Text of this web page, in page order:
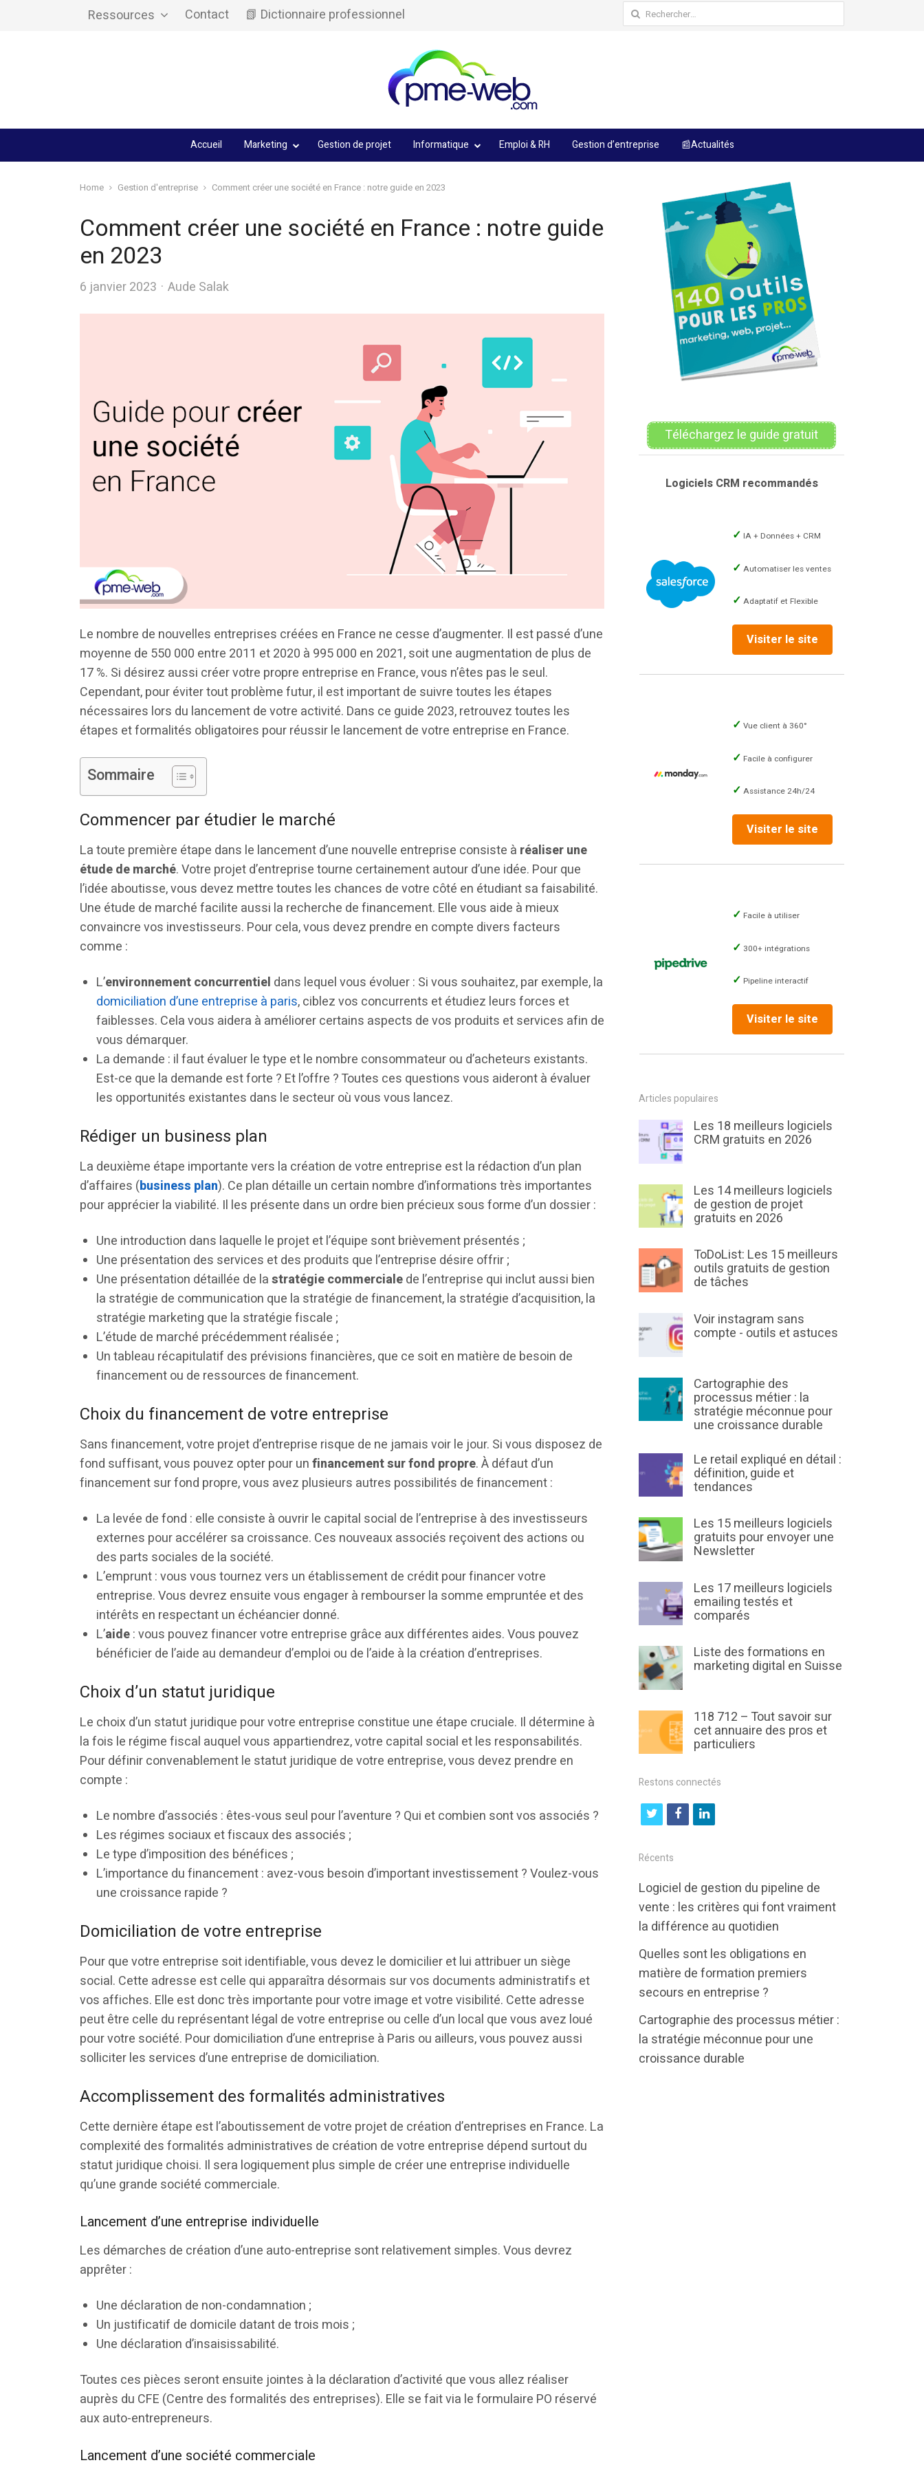
Ressources Contact 📗 Dictionnaire professionnel Rechercher :
Accueil Marketing Gestion de projet Informatique Emploi & RH Gestion d’entreprise 📰Actualités
Home Gestion d'entreprise Comment créer une société en France : notre guide en 2023
Comment créer une société en France : notre guide
en 2023
6 janvier 2023 Author
Aude Salak
Le nombre de nouvelles entreprises créées en France ne cesse d’augmenter. Il est passé d’une
moyenne de 550 000 entre 2011 et 2020 à 995 000 en 2021, soit une augmentation de plus de
17 %. Si désirez aussi créer votre propre entreprise en France, vous n’êtes pas le seul.
Cependant, pour éviter tout problème futur, il est important de suivre toutes les étapes
nécessaires lors du lancement de votre activité. Dans ce guide 2023, retrouvez toutes les
étapes et formalités obligatoires pour réussir le lancement de votre entreprise en France.
Sommaire
Commencer par étudier le marché
La toute première étape dans le lancement d’une nouvelle entreprise consiste à réaliser une
étude de marché. Votre projet d’entreprise tourne certainement autour d’une idée. Pour que
l’idée aboutisse, vous devez mettre toutes les chances de votre côté en étudiant sa faisabilité.
Une étude de marché facilite aussi la recherche de financement. Elle vous aide à mieux
convaincre vos investisseurs. Pour cela, vous devez prendre en compte divers facteurs
comme :
L’environnement concurrentiel dans lequel vous évoluer : Si vous souhaitez, par exemple, la
domiciliation d’une entreprise à paris, ciblez vos concurrents et étudiez leurs forces et
faiblesses. Cela vous aidera à améliorer certains aspects de vos produits et services afin de
vous démarquer.
La demande : il faut évaluer le type et le nombre consommateur ou d’acheteurs existants.
Est-ce que la demande est forte ? Et l’offre ? Toutes ces questions vous aideront à évaluer
les opportunités existantes dans le secteur où vous vous lancez.
Rédiger un business plan
La deuxième étape importante vers la création de votre entreprise est la rédaction d’un plan
d’affaires (business plan). Ce plan détaille un certain nombre d’informations très importantes
pour apprécier la viabilité. Il les présente dans un ordre bien précieux sous forme d’un dossier :
Une introduction dans laquelle le projet et l’équipe sont brièvement présentés ;
Une présentation des services et des produits que l’entreprise désire offrir ;
Une présentation détaillée de lastratégie commercialede l’entreprise qui inclut aussi bien
la stratégie de communication que la stratégie de financement, la stratégie d’acquisition, la
stratégie marketing que la stratégie fiscale ;
L’étude de marché précédemment réalisée ;
Un tableau récapitulatif des prévisions financières, que ce soit en matière de besoin de
financement ou de ressources de financement.
Choix du financement de votre entreprise
Sans financement, votre projet d’entreprise risque de ne jamais voir le jour. Si vous disposez de
fond suffisant, vous pouvez opter pour unfinancement sur fond propre. À défaut d’un
financement sur fond propre, vous avez plusieurs autres possibilités de financement :
La levée de fond : elle consiste à ouvrir le capital social de l’entreprise à des investisseurs
externes pour accélérer sa croissance. Ces nouveaux associés reçoivent des actions ou
des parts sociales de la société.
L’emprunt : vous vous tournez vers un établissement de crédit pour financer votre
entreprise. Vous devrez ensuite vous engager à rembourser la somme empruntée et des
intérêts en respectant un échéancier donné.
L’aide: vous pouvez financer votre entreprise grâce aux différentes aides. Vous pouvez
bénéficier de l’aide au demandeur d’emploi ou de l’aide à la création d’entreprises.
Choix d’un statut juridique
Le choix d’un statut juridique pour votre entreprise constitue une étape cruciale. Il détermine à
la fois le régime fiscal auquel vous appartiendrez, votre capital social et les responsabilités.
Pour définir convenablement le statut juridique de votre entreprise, vous devez prendre en
compte :
Le nombre d’associés : êtes-vous seul pour l’aventure ? Qui et combien sont vos associés ?
Les régimes sociaux et fiscaux des associés ;
Le type d’imposition des bénéfices ;
L’importance du financement : avez-vous besoin d’important investissement ? Voulez-vous
une croissance rapide ?
Domiciliation de votre entreprise
Pour que votre entreprise soit identifiable, vous devez le domicilier et lui attribuer un siège
social. Cette adresse est celle qui apparaîtra désormais sur vos documents administratifs et
vos affiches. Elle est donc très importante pour votre image et votre visibilité. Cette adresse
peut être celle du représentant légal de votre entreprise ou celle d’un local que vous avez loué
pour votre société. Pour domiciliation d’une entreprise à Paris ou ailleurs, vous pouvez aussi
solliciter les services d’une entreprise de domiciliation.
Accomplissement des formalités administratives
Cette dernière étape est l’aboutissement de votre projet de création d’entreprises en France. La
complexité des formalités administratives de création de votre entreprise dépend surtout du
statut juridique choisi. Il sera logiquement plus simple de créer une entreprise individuelle
qu’une grande société commerciale.
Lancement d’une entreprise individuelle
Les démarches de création d’une auto-entreprise sont relativement simples. Vous devrez
apprêter :
Une déclaration de non-condamnation ;
Un justificatif de domicile datant de trois mois ;
Une déclaration d’insaisissabilité.
Toutes ces pièces seront ensuite jointes à la déclaration d’activité que vous allez réaliser
auprès du CFE (Centre des formalités des entreprises). Elle se fait via le formulaire PO réservé
aux auto-entrepreneurs.
Lancement d’une société commerciale
Téléchargez le guide gratuit
Logiciels CRM recommandés
IA + Données + CRM
Automatiser les ventes
Adaptatif et Flexible
Visiter le site
Vue client à 360°
Facile à configurer
Assistance 24h/24
Visiter le site
Facile à utiliser
300+ intégrations
Pipeline interactif
Visiter le site
Articles populaires
Les 18 meilleurs logiciels
CRM gratuits en 2026
Les 14 meilleurs logiciels
de gestion de projet
gratuits en 2026
ToDoList: Les 15 meilleurs
outils gratuits de gestion
de tâches
Voir instagram sans
compte - outils et astuces
Cartographie des
processus métier : la
stratégie méconnue pour
une croissance durable
Le retail expliqué en détail :
définition, guide et
tendances
Les 15 meilleurs logiciels
gratuits pour envoyer une
Newsletter
Les 17 meilleurs logiciels
emailing testés et
comparés
Liste des formations en
marketing digital en Suisse
118 712 – Tout savoir sur
cet annuaire des pros et
particuliers
Restons connectés
t
i
t
t
e
f
b
o
k
l
e
d
i
n
Récents
Logiciel de gestion du pipeline de
vente : les critères qui font vraiment
la différence au quotidien
Quelles sont les obligations en
matière de formation premiers
secours en entreprise ?
Cartographie des processus métier :
la stratégie méconnue pour une
croissance durable